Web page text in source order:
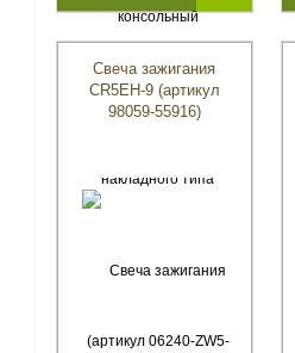
Свеча зажигания
CR5EH-9 (артикул
98059-55916)